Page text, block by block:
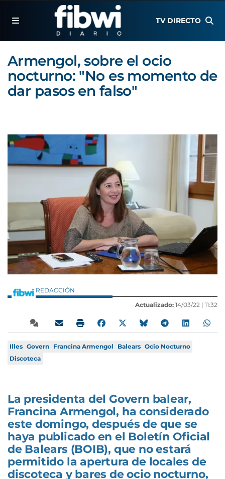
TV DIRECTO
Armengol, sobre el ocio
nocturno: "No es momento de
dar pasos en falso"
REDACCIÓN
Actualizado: 14/03/22 | 11:32
Illes Govern Francina Armengol Balears Ocio Nocturno
Discoteca
La presidenta del Govern balear,
Francina Armengol, ha considerado
este domingo, después de que se
haya publicado en el Boletín Oficial
de Balears (BOIB), que no estará
permitido la apertura de locales de
discoteca y bares de ocio nocturno,